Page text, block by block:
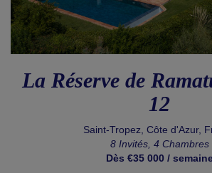
La Réserve de
12
Saint-Tropez, Côte d'Azur,
8 Invités, 4 Chambres
Dès €35 000 /